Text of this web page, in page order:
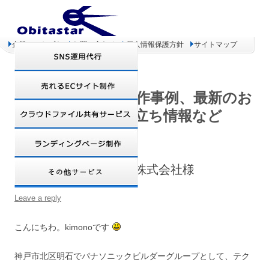
企業コンセプト お問い合わせ 個人情報保護方針 サイトマップ
オビタスター 制作事例、最新のお
得情報、お役立ち情報など
【制作事例】吉富住宅株式会社様
Leave a reply
こんにちわ。kimonoです
神戸市北区明石でパナソニックビルダーグループとして、テク